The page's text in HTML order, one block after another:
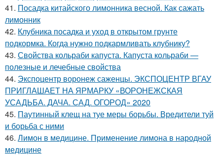
41. Посадка китайского лимонника весной. Как сажать
лимонник
42. Клубника посадка и уход в открытом грунте
подкормка. Когда нужно подкармливать клубнику?
43. Свойства кольраби капуста. Капуста кольраби —
полезные и лечебные свойства
44. Экспоцентр воронеж саженцы. ЭКСПОЦЕНТР ВГАУ
ПРИГЛАШАЕТ НА ЯРМАРКУ «ВОРОНЕЖСКАЯ
УСАДЬБА. ДАЧА. САД. ОГОРОД» 2020
45. Паутинный клещ на туе меры борьбы. Вредители туй
и борьба с ними
46. Лимон в медицине. Применение лимона в народной
медицине